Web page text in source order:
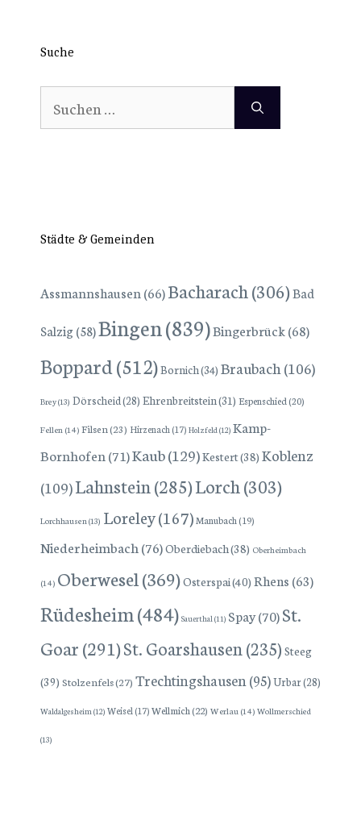
Suche
Suchen
nach:
Städte & Gemeinden
Assmannshausen (66)Bacharach(306)Bad
Salzig(58)Bingen(839)Bingerbrück(68)
Boppard(512)Bornich(34) Braubach (106)
Brey(13) Dörscheid(28) Ehrenbreitstein(31) Espenschied (20)
Fellen (14) Filsen(23) Hirzenach (17) Holzfeld(12) Kamp-
Bornhofen (71)Kaub(129)Kestert(38) Koblenz
(109)Lahnstein(285)Lorch(303)
Lorchhausen(13) Loreley(167)Manubach (19)
Niederheimbach (76)Oberdiebach(38) Oberheimbach
(14) Oberwesel(369)Osterspai(40) Rhens (63)
Rüdesheim(484) Sauerthal(11) Spay(70)St.
Goar(291)St. Goarshausen(235) Steeg
(39) Stolzenfels(27) Trechtingshausen(95)Urbar(28)
Waldalgesheim(12) Weisel (17)Wellmich (22) Werlau (14) Wollmerschied
(13)